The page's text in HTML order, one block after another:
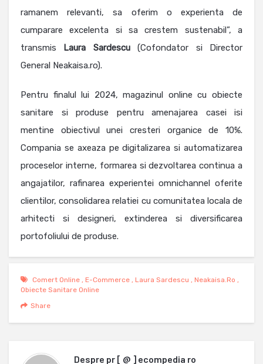
ramanem relevanti, sa oferim o experienta de
cumparare excelenta si sa crestem sustenabil”, a
transmis Laura Sardescu(Cofondator si Director
General Neakaisa.ro).
Pentru finalul lui 2024, magazinul online cu obiecte
sanitare si produse pentru amenajarea casei isi
mentine obiectivul unei cresteri organice de 10%.
Compania se axeaza pe digitalizarea si automatizarea
proceselor interne, formarea si dezvoltarea continua a
angajatilor, rafinarea experientei omnichannel oferite
clientilor, consolidarea relatiei cu comunitatea locala de
arhitecti si designeri, extinderea si diversificarea
portofoliului de produse.
Comert Online , E-Commerce , Laura Sardescu , Neakaisa.ro ,
Obiecte Sanitare Online
Share
Despre pr [ @ ] ecompedia ro